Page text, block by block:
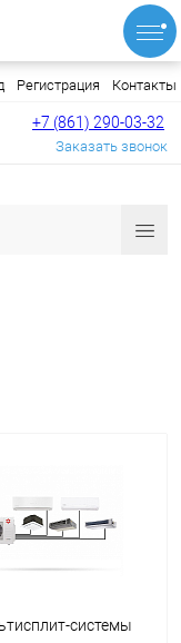
Регистрация Контакты
+7 (861) 290-03-32
Заказать звонок
системы